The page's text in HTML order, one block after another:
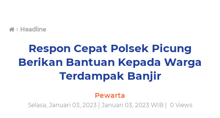
› Headline
Respon Cepat Polsek Picung
Berikan Bantuan Kepada Warga
Terdampak Banjir
Pewarta
Selasa, Januari 03, 2023 | Januari 03, 2023 WIB | 0Views